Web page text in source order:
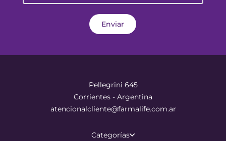
Enviar
Pellegrini 645
Corrientes - Argentina
atencionalcliente@farmalife.com.ar
Categorías